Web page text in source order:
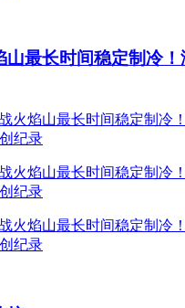
山最长时间稳定制冷